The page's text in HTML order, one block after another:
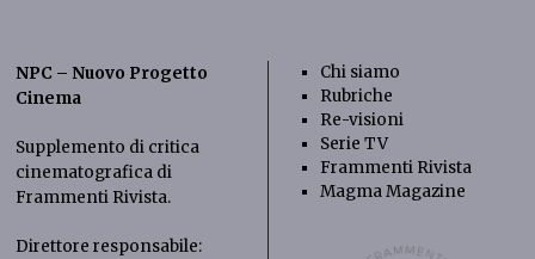
NPC – Nuovo Progetto
Cinema
Supplemento di critica
cinematografica di
Frammenti Rivista.
Direttore responsabile:
Chi siamo
Rubriche
Re-visioni
Serie TV
Frammenti Rivista
Magma Magazine